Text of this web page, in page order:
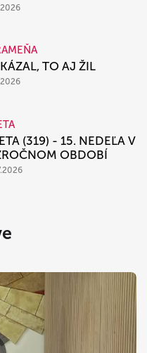
TO AJ ŽIL
(319) - 15. NEDEĽA V
OBDOBÍ